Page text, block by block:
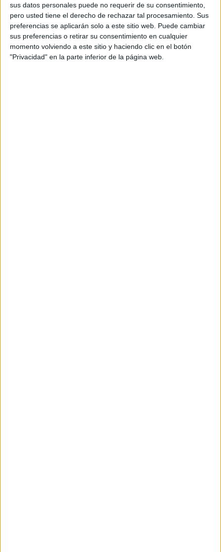
sus datos personales puede no requerir de su consentimiento,
pero usted tiene el derecho de rechazar tal procesamiento. Sus
preferencias se aplicarán solo a este sitio web. Puede cambiar
sus preferencias o retirar su consentimiento en cualquier
momento volviendo a este sitio y haciendo clic en el botón
"Privacidad" en la parte inferior de la página web.
La entrega y el talento de competidores como Jaramillo,
representante del espíritu combativo de Ceuta, aseguran
que el nivel de la competición siga en ascenso,
prometiendo grandes emociones para las ediciones
venideras.